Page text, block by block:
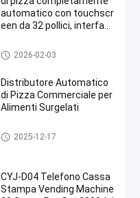
automatico con touchscr
een da 32 pollici, interfac
lità 24 ore su 24, 7 giorni s
u 7
Distributore automatico della
pizza
2026-02-03
Distributore Automatico
di Pizza Commerciale per
Alimenti Surgelati
Distributore automatico della
pizza
2025-12-17
CYJ-D04 Telefono Cassa
Stampa Vending Machine